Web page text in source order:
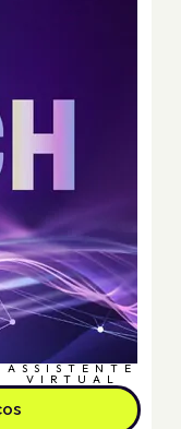
ASSISTENTE
VIRTUAL